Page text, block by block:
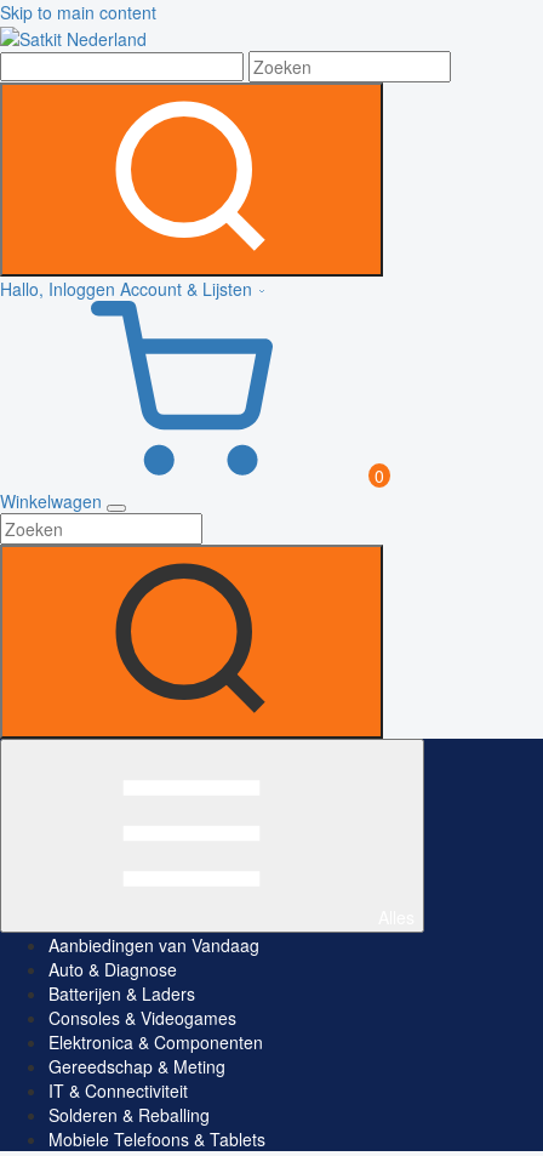
Skip to main content
Hallo, Inloggen Account & Lijsten
0
Winkelwagen
Aanbiedingen van Vandaag
Auto & Diagnose
Batterijen & Laders
Consoles & Videogames
Elektronica & Componenten
Gereedschap & Meting
IT & Connectiviteit
Solderen & Reballing
Mobiele Telefoons & Tablets